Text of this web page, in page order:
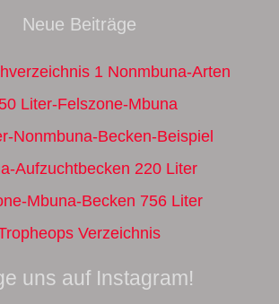
Neue Beiträge
1 Nonmbuna-Arten
Liter-Felszone-Mbuna
Nonmbuna-Becken-Beispiel
Aufzuchtbecken 220 Liter
Mbuna-Becken 756 Liter
Verzeichnis
uns auf Instagram!